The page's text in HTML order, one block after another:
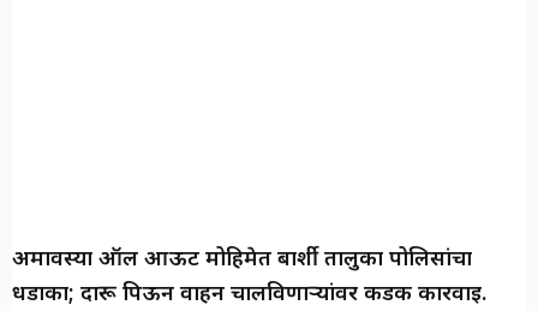
अमावस्या ऑल आऊट मोहिमेत बार्शी तालुका पोलिसांचा
धडाका; दारू पिऊन वाहन चालविणाऱ्यांवर कडक कारवाई.